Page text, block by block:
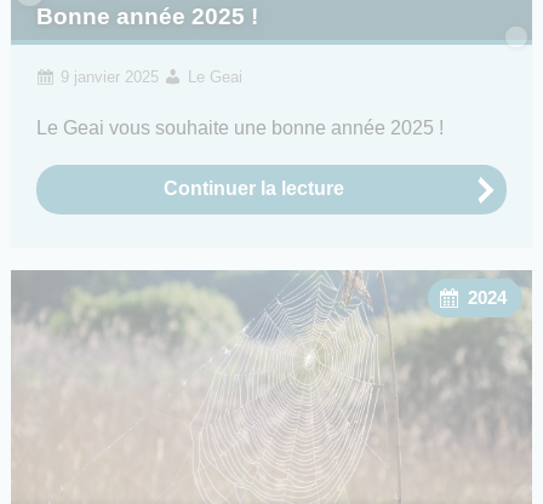
Bonne année 2025 !
9 janvier 2025 Le Geai
Le Geai vous souhaite une bonne année 2025 !
Continuer la lecture
2024